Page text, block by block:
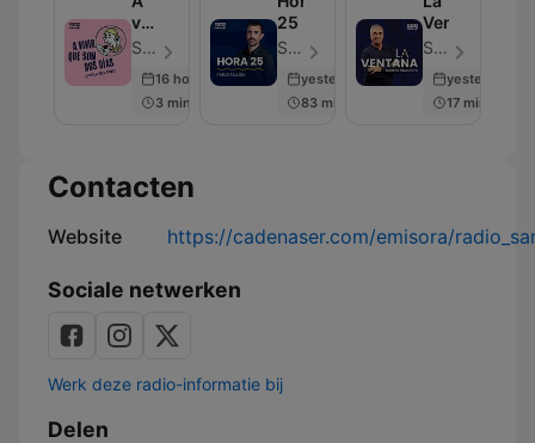
vivir
que
dos
días
SER Podcast - Aflevering 607
16 hours ago
3 min
25
SER Podcast - Aflevering 637
yesterday
83 min
Ventana
SER Podcast - Aflevering 676
yesterday
17 min
Contacten
Website https://cadenaser.com/emisora/
Sociale netwerken
Werk deze radio-informatie bij
Delen